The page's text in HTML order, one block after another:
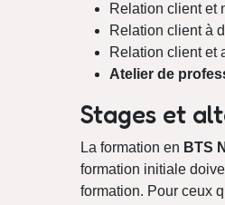
Relation client et
Relation client à
Relation client et
Atelier de
Stages et
La formation en BTS
formation initiale
formation. Pour ceux